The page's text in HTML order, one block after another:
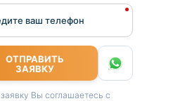
ваш телефон
ОТПРАВИТЬ
ЗАЯВКУ
Вы соглашаетесь с